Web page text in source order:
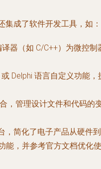
集成了软件开发工具，如：
译器（如 C/C++）为微控制
或 Delphi 语言自定义功能，
，管理设计文件和代码的
，简化了电子产品从硬件到
能，并参考官方文档优化使